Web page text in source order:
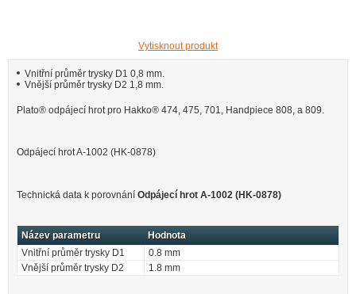
Vytisknout produkt
Vnitřní průměr trysky D1 0,8 mm.
Vnější průměr trysky D2 1,8 mm.
Plato® odpájecí hrot pro Hakko® 474, 475, 701, Handpiece 808, a 809.
Odpájecí hrot A-1002 (HK-0878)
Technická data k porovnání Odpájecí hrot A-1002 (HK-0878)
Název parametru
Hodnota
Vnitřní průměr trysky D1
0.8 mm
Vnější průměr trysky D2
1.8 mm